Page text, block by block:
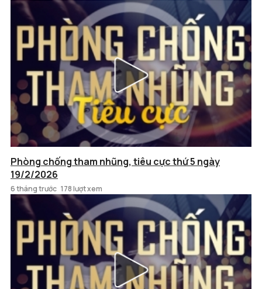
Phòng chống tham nhũng, tiêu cực thứ 5 ngày
19/2/2026
6 tháng trước 178 lượt xem